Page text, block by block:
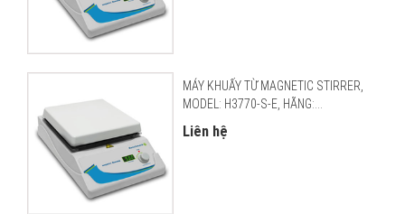
MÁY KHUẤY TỪ MAGNETIC STIRRER,
MODEL: H3770-S-E, HÃNG:...
Liên hệ